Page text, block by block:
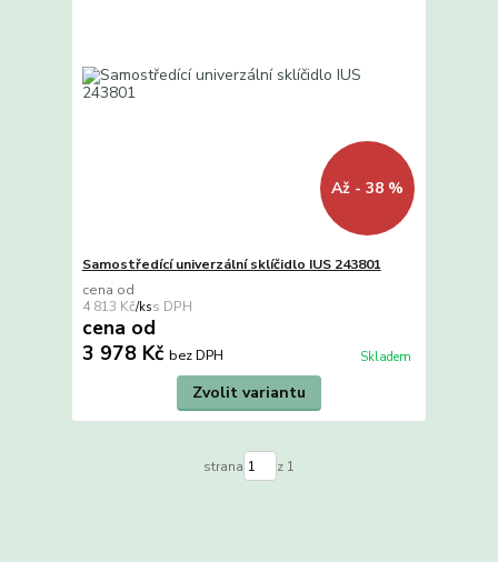
Až - 38 %
Samostředící univerzální sklíčidlo IUS 243801
cena od
4 813 Kč/ks
cena od
3 978 Kč bez DPH Skladem
Zvolit variantu
strana z 1